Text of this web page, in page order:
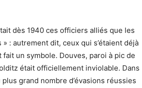
dès 1940 ces officiers alliés que les
: autrement dit, ceux qui s’étaient déjà
fait un symbole. Douves, paroi à pic de
était officiellement inviolable. Dans
grand nombre d’évasions réussies